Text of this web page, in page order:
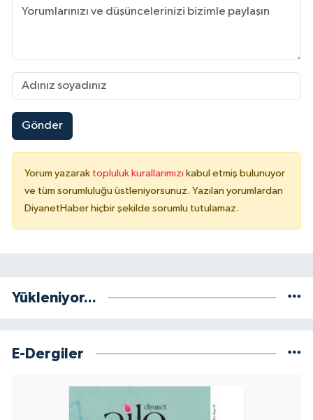
Gönder
Yorum yazarak topluluk kurallarımızı kabul etmiş bulunuyor
ve tüm sorumluluğu üstleniyorsunuz. Yazılan yorumlardan
DiyanetHaber hiçbir şekilde sorumlu tutulamaz.
Yükleniyor...
E-Dergiler
Kütahya Müftülüğü
Mardin Müftülüğü
Mersin Müftülüğü
Muğla Müftülüğü
Niğde Müftülüğü
Osmaniye Müftülüğü
Rize Müftülüğü